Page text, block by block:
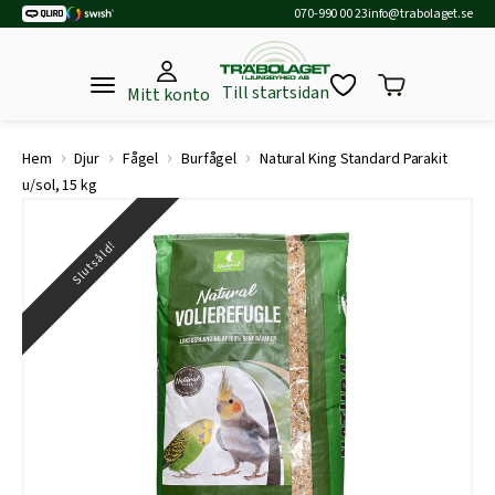
070-990 00 23info@trabolaget.se
Mitt konto Till startsidan
Hem › Djur › Fågel › Burfågel › Natural King Standard Parakit
u/sol, 15 kg
Slutsåld!